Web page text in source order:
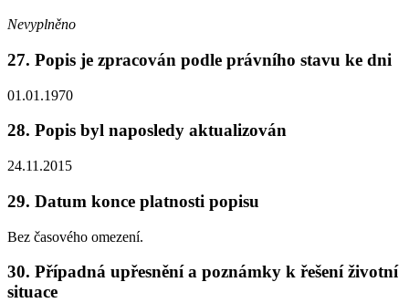
Nevyplněno
27. Popis je zpracován podle právního stavu ke dni
01.01.1970
28. Popis byl naposledy aktualizován
24.11.2015
29. Datum konce platnosti popisu
Bez časového omezení.
30. Případná upřesnění a poznámky k řešení životní
situace